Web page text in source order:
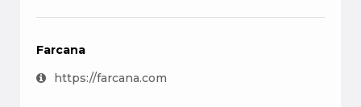
Farcana
https://farcana.com